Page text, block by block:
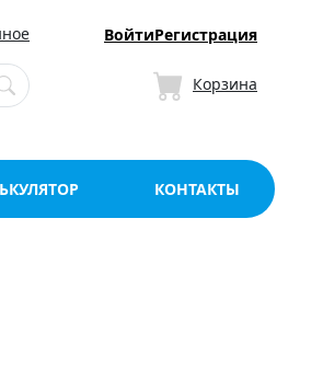
в
ВойтиРегистрация
Корзина
КОНТАКТЫ